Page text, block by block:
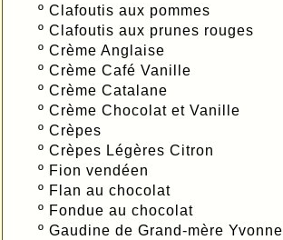
º Clafoutis aux pommes
º Clafoutis aux prunes rouges
º Crème Anglaise
º Crème Café Vanille
º Crème Catalane
º Crème Chocolat et Vanille
º Crèpes
º Crèpes Légères Citron
º Fion vendéen
º Flan au chocolat
º Fondue au chocolat
º Gaudine de Grand-mère Yvonne